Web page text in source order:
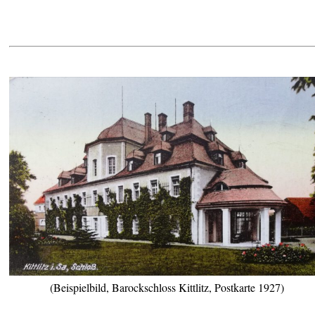
(Beispielbild, Barockschloss Kittlitz, Postkarte 1927)